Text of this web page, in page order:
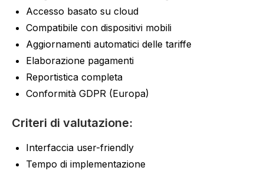
Accesso basato su cloud
Compatibile con dispositivi mobili
Aggiornamenti automatici delle tariffe
Elaborazione pagamenti
Reportistica completa
Conformità GDPR (Europa)
Criteri di valutazione:
Interfaccia user-friendly
Tempo di implementazione